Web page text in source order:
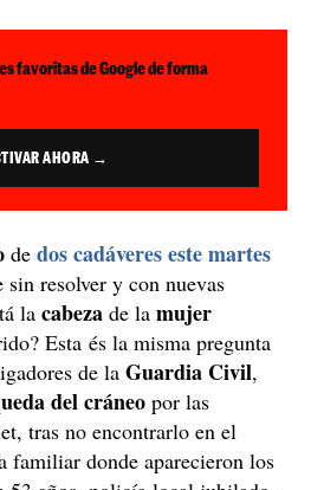
favoritas de Google de forma
AHORA →
de dos cadáveres este martes
sin resolver y con nuevas
la cabeza de la mujer
Esta és la misma pregunta
de la Guardia Civil,
del cráneo por las
tras no encontrarlo en el
familiar donde aparecieron los